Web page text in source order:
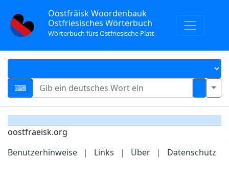
Oostfräisk Woordenbauk
Ostfriesisches Wörterbuch
Wörterbuch fürs Ostfriesische Platt
oostfraeisk.org
Benutzerhinweise
| Links | Über | Datenschutz